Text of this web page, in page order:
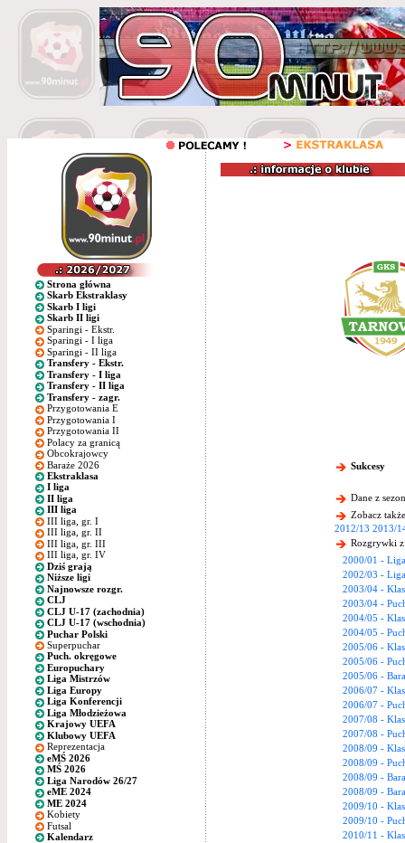
Strona główna
Skarb Ekstraklasy
Skarb I ligi
Skarb II ligi
Sparingi - Ekstr.
Sparingi - I liga
Sparingi - II liga
Transfery - Ekstr.
Transfery - I liga
Transfery - II liga
Transfery - zagr.
Przygotowania E
Przygotowania I
Przygotowania II
Polacy za granicą
Obcokrajowcy
Baraże 2026
Ekstraklasa
I liga
II liga
III liga
III liga, gr. I
III liga, gr. II
III liga, gr. III
III liga, gr. IV
Dziś grają
Niższe ligi
Najnowsze rozgr.
CLJ
CLJ U-17 (zachodnia)
CLJ U-17 (wschodnia)
Puchar Polski
Superpuchar
Puch. okręgowe
Europuchary
Liga Mistrzów
Liga Europy
Liga Konferencji
Liga Młodzieżowa
Krajowy UEFA
Klubowy UEFA
Reprezentacja
eMŚ 2026
MŚ 2026
Liga Narodów 26/27
eME 2024
ME 2024
Kobiety
Futsal
Kalendarz
Sukcesy
Dane z
Zobacz
2012/13 2013/
Rozgrywki z
2000/01 -
2002/03 -
2003/04 -
2003/04 -
2004/05 -
2004/05 -
2005/06 -
2005/06 -
2005/06 -
2006/07 -
2006/07 -
2007/08 -
2007/08 -
2008/09 -
2008/09 -
2008/09 -
2008/09 -
2009/10 -
2009/10 -
2010/11 -